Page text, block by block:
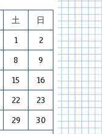
土 日
1 2
8 9
15 16
22 23
29 30